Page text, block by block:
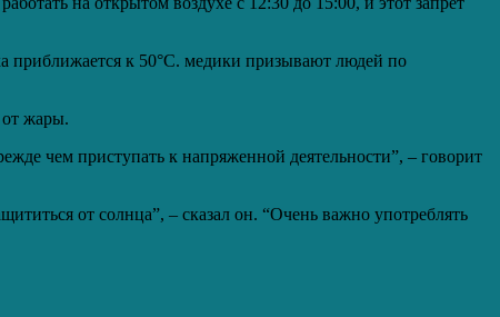
приближается к 50°C. медики призывают людей по
от жары.
чем приступать к напряженной деятельности”, – говорит
от солнца”, – сказал он. “Очень важно употреблять